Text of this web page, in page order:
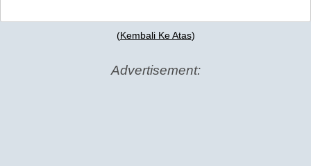
(Kembali Ke Atas)
Advertisement: